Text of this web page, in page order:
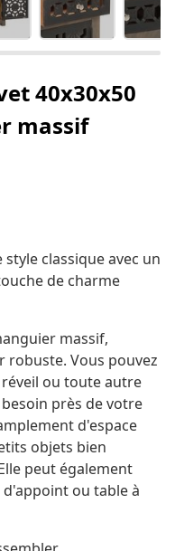
40x30x50
massif
classique avec un
de charme
massif,
robuste. Vous pouvez
ou toute autre
près de votre
d'espace
objets bien
peut également
ou table à